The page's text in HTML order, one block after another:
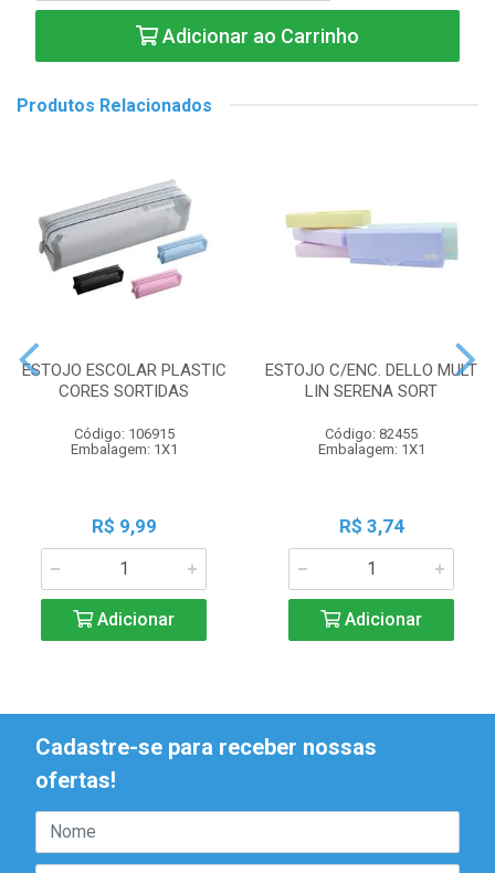
Adicionar ao Carrinho
Produtos Relacionados
ESTOJO ESCOLAR PLASTIC
CORES SORTIDAS
Código: 106915
Embalagem: 1X1
R$ 9,99
Adicionar
ESTOJO C/ENC. DELLO MULT
LIN SERENA SORT
Código: 82455
Embalagem: 1X1
R$ 3,74
Adicionar
Cadastre-se para receber nossas
ofertas!